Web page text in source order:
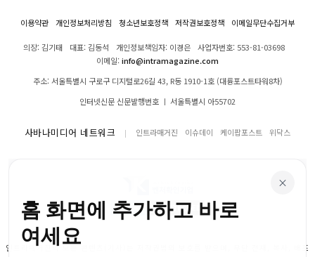
이용약관 개인정보처리방침 청소년보호정책 저작권보호정책 이메일무단수집거부
의장: 김기태 대표: 김동석 개인정보책임자: 이경은
사업자번호: 553-81-03698
이메일:info@intramagazine.com
주소: 서울특별시 구로구 디지털로26길 43, R동 1910-1호 (대륭포스트타워8차)
인터넷신문 신문발행번호 ㅣ 서울특별시 아55702
사바나미디어 네트워크 인트라매거진 이슈데이 케이팝포스트 위닥스
인트라매거진의 모든 콘텐츠(기사)는 저작권법의 보호를 받으며, 무단 전재, 복사, 배포
×
홈 화면에 추가하고 바로
여세요